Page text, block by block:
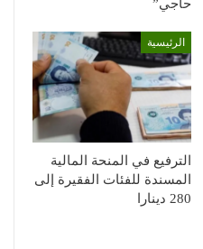
حاجي”
الرئيسية
الترفيع في المنحة المالية
المسندة للفئات الفقيرة إلى
280 دينارا